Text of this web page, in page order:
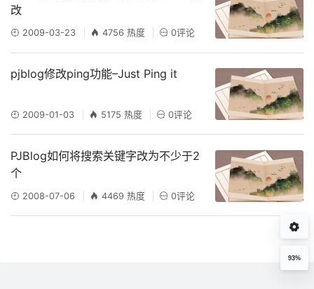
改
2009-03-23 4756 热度 0评论
pjblog修改ping功能–Just Ping it
2009-01-03 5175 热度 0评论
PJBlog如何将搜索关键字改为不少于2
个
2008-07-06 4469 热度 0评论
93%